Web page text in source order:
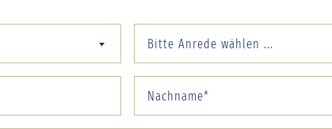
Bitte Anrede wählen ...